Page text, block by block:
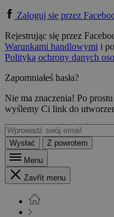
Zaloguj się przez
Rejestrując się przez
Warunkami handlowymi i
Polityką ochrony danych
Zapomniałeś hasła?
Nie ma znaczenia! Po
wyślemy Ci link do
Wysłać
Z powrotem
Menu
Zavřít menu